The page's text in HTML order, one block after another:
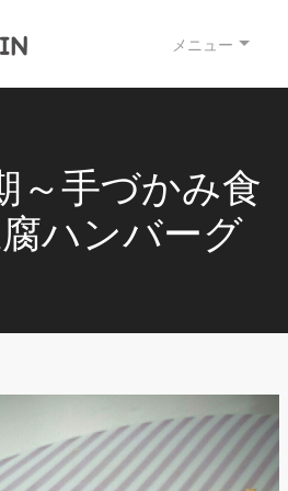
メニュー
～手づかみ食
ハンバーグ